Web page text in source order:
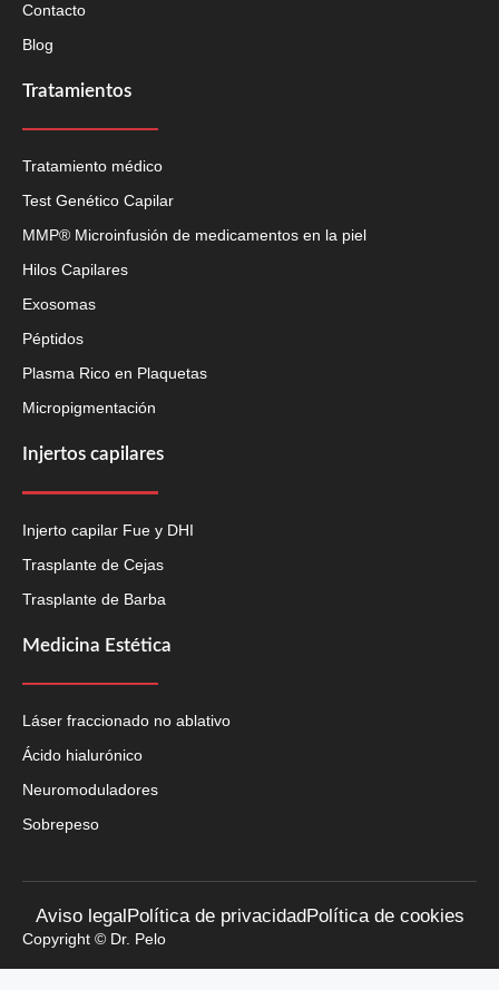
Contacto
Blog
Tratamientos
Tratamiento médico
Test Genético Capilar
MMP® Microinfusión de medicamentos en la piel
Hilos Capilares
Exosomas
Péptidos
Plasma Rico en Plaquetas
Micropigmentación
Injertos capilares
Injerto capilar Fue y DHI
Trasplante de Cejas
Trasplante de Barba
Medicina Estética
Láser fraccionado no ablativo
Ácido hialurónico
Neuromoduladores
Sobrepeso
Copyright © Dr. Pelo
Aviso legal Política de privacidad Política de cookies